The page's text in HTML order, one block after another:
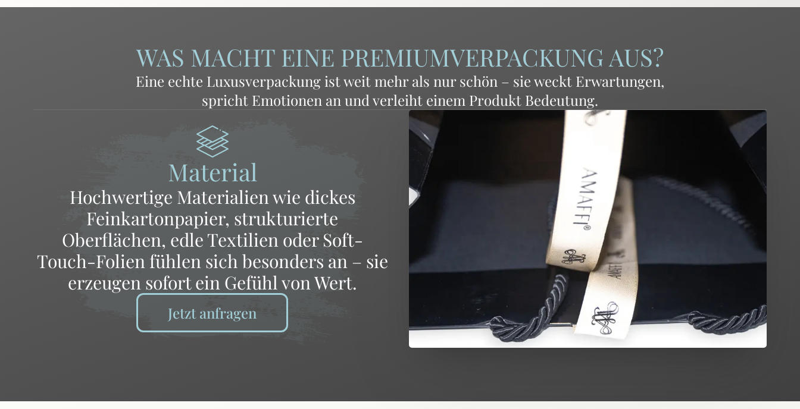
WAS MACHT EINE PREMIUM­VERPACKUNG AUS?
Eine echte Luxusverpackung ist weit mehr als nur schön – sie weckt Erwartungen,
spricht Emotionen an und verleiht einem Produkt Bedeutung.
Material
Hochwertige Materialien wie dickes
Feinkartonpapier, strukturierte
Oberflächen, edle Textilien oder Soft-
Touch-Folien fühlen sich besonders an – sie
erzeugen sofort ein Gefühl von Wert.
Jetzt anfragen